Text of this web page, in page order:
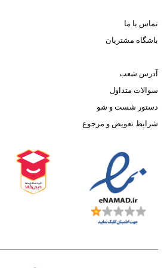
تماس با ما
باشگاه مشتریان
آدرس شعب
سوالات متداول
دستور شست و شو
شرایط تعویض و مرجوع